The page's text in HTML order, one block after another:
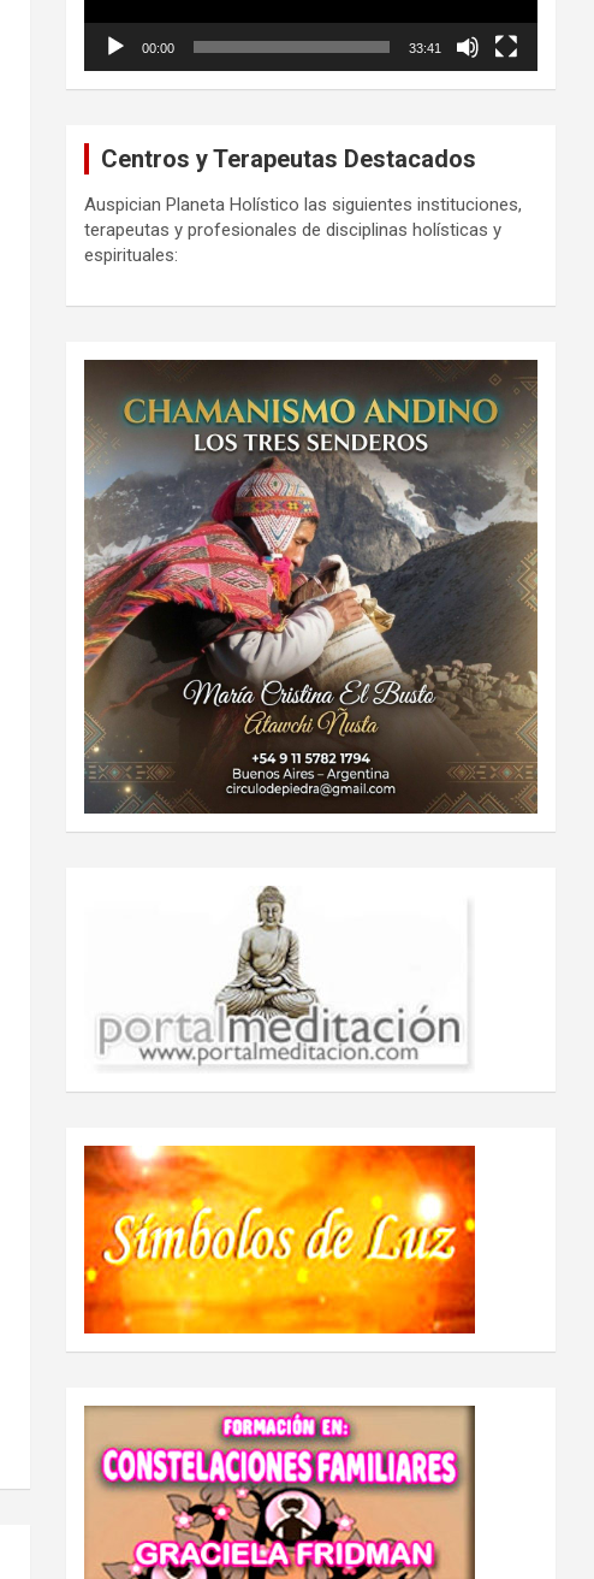
00:00 33:41
Centros y Terapeutas Destacados
Auspician Planeta Holístico las siguientes instituciones,
terapeutas y profesionales de disciplinas holísticas y
espirituales: